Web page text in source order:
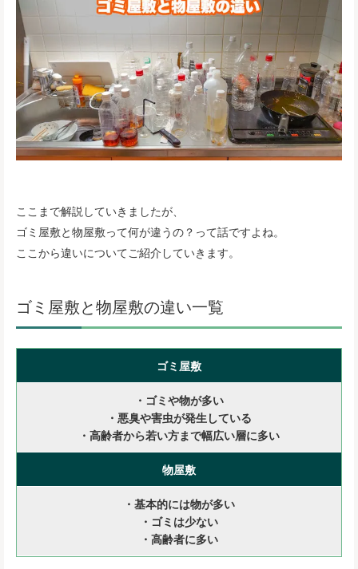
ここまで解説していきましたが、
ゴミ屋敷と物屋敷って何が違うの？って話ですよね。
ここから違いについてご紹介していきます。
ゴミ屋敷と物屋敷の違い一覧
ゴミ屋敷
・ゴミや物が多い
・悪臭や害虫が発生している
・高齢者から若い方まで幅広い層に多い
物屋敷
・基本的には物が多い
・ゴミは少ない
・高齢者に多い